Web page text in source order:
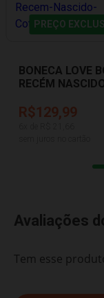
PREÇO
BONECA LOVE
RECÉM
R$129,99
Avaliações
Tem esse